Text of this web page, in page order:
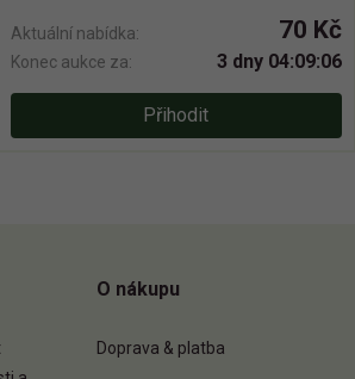
Aktuální nabídka: 70 Kč
Konec aukce za: 3 dny 04:09:06
Přihodit
O nákupu
Doprava & platba